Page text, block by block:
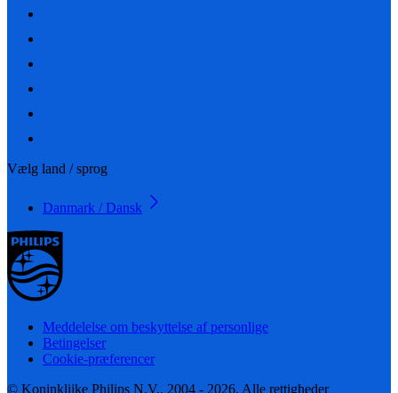
Vælg land / sprog
Danmark / Dansk
Meddelelse om beskyttelse af personlige
Betingelser
Cookie-præferencer
© Koninklijke Philips N.V., 2004 - 2026. Alle rettigheder